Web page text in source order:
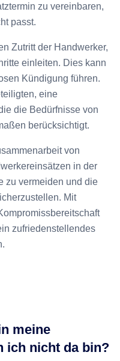
zu vereinbaren,
passt.
Zutritt der Handwerker,
einleiten. Dies kann
Kündigung führen.
eine
die Bedürfnisse von
berücksichtigt.
von
in der
zu vermeiden und die
Mit
zufriedenstellendes
meine
ich nicht da bin?